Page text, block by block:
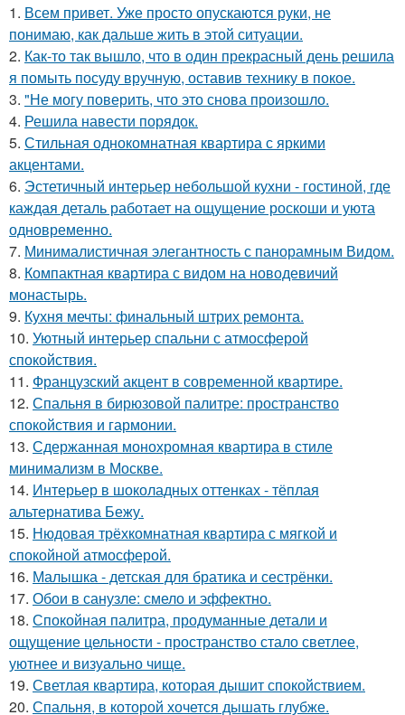
1. Всем привет. Уже просто опускаются руки, не
понимаю, как дальше жить в этой ситуации.
2. Как-то так вышло, что в один прекрасный день решила
я помыть посуду вручную, оставив технику в покое.
3. "Не могу поверить, что это снова произошло.
4. Решила навести порядок.
5. Стильная однокомнатная квартира с яркими
акцентами.
6. Эстетичный интерьер небольшой кухни - гостиной, где
каждая деталь работает на ощущение роскоши и уюта
одновременно.
7. Минималистичная элегантность с панорамным Видом.
8. Компактная квартира с видом на новодевичий
монастырь.
9. Кухня мечты: финальный штрих ремонта.
10. Уютный интерьер спальни с атмосферой
спокойствия.
11. Французский акцент в современной квартире.
12. Спальня в бирюзовой палитре: пространство
спокойствия и гармонии.
13. Сдержанная монохромная квартира в стиле
минимализм в Москве.
14. Интерьер в шоколадных оттенках - тёплая
альтернатива Бежу.
15. Нюдовая трёхкомнатная квартира с мягкой и
спокойной атмосферой.
16. Малышка - детская для братика и сестрёнки.
17. Обои в санузле: смело и эффектно.
18. Спокойная палитра, продуманные детали и
ощущение цельности - пространство стало светлее,
уютнее и визуально чище.
19. Светлая квартира, которая дышит спокойствием.
20. Спальня, в которой хочется дышать глубже.